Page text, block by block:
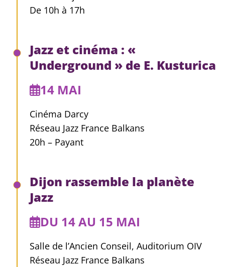
De 10h à 17h
Jazz et cinéma : «
Underground » de E. Kusturica
14 MAI
Cinéma Darcy
Réseau Jazz France Balkans
20h – Payant
Dijon rassemble la planète
Jazz
DU 14 AU 15 MAI
Salle de l’Ancien Conseil, Auditorium OIV
Réseau Jazz France Balkans